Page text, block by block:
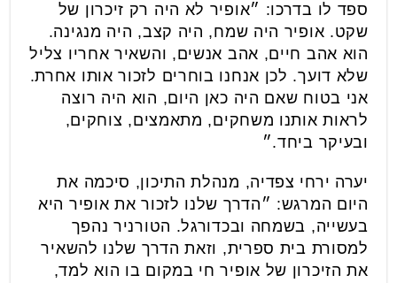
ספד לו בדרכו: ״אופיר לא היה רק זיכרון של
שקט. אופיר היה שמח, היה קצב, היה מנגינה.
הוא אהב חיים, אהב אנשים, והשאיר אחריו צליל
שלא דועך. לכן אנחנו בוחרים לזכור אותו אחרת.
אני בטוח שאם היה כאן היום, הוא היה רוצה
לראות אותנו משחקים, מתאמצים, צוחקים,
ובעיקר ביחד.״
יערה ירחי צפדיה, מנהלת התיכון, סיכמה את
היום המרגש: ״הדרך שלנו לזכור את אופיר היא
בעשייה, בשמחה ובכדורגל. הטורניר נהפך
למסורת בית ספרית, וזאת הדרך שלנו להשאיר
את הזיכרון של אופיר חי במקום בו הוא למד,